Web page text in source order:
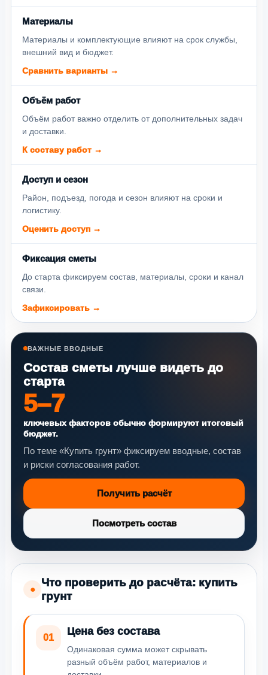
Материалы
Материалы и комплектующие влияют на срок службы,
внешний вид и бюджет.
Сравнить варианты →
Объём работ
Объём работ важно отделить от дополнительных задач
и доставки.
К составу работ →
Доступ и сезон
Район, подъезд, погода и сезон влияют на сроки и
логистику.
Оценить доступ →
Фиксация сметы
До старта фиксируем состав, материалы, сроки и канал
связи.
Зафиксировать →
ВАЖНЫЕ ВВОДНЫЕ
Состав сметы лучше видеть до
старта
5–7
ключевых факторов обычно формируют итоговый
бюджет.
По теме «Купить грунт» фиксируем вводные, состав
и риски согласования работ.
Получить расчёт
Посмотреть состав
●
Что проверить до расчёта: купить
грунт
01
Цена без состава
Одинаковая сумма может скрывать
разный объём работ, материалов и